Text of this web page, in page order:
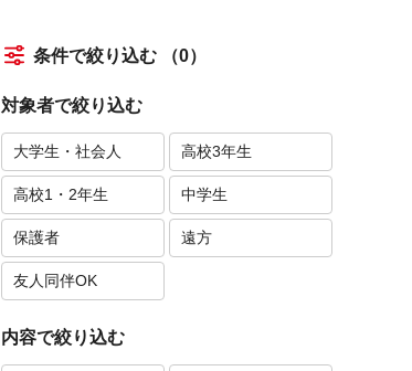
条件で絞り込む （0）
対象者で絞り込む
大学生・社会人 高校3年生
高校1・2年生 中学生
保護者 遠方
友人同伴OK
内容で絞り込む